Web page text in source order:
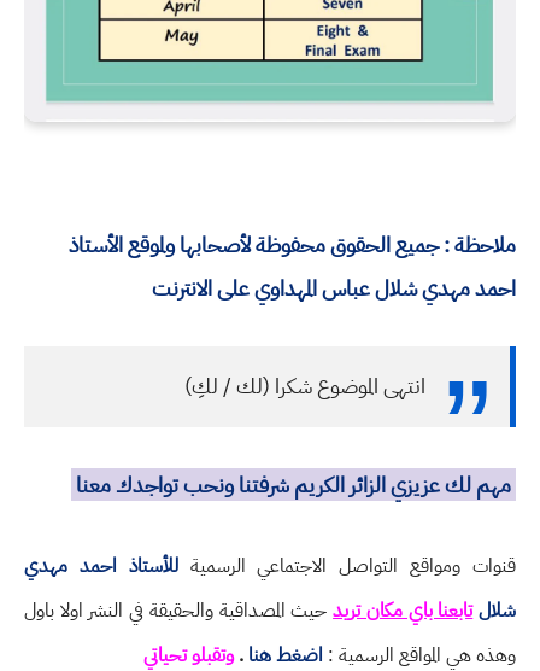
ملاحظة : جميع الحقوق محفوظة لأصحابها ولموقع الأستاذ
احمد مهدي شلال عباس المهداوي على الانترنت
انتهى الموضوع شكرا (لك / لكِ)
مهم لك عزيزي الزائر الكريم شرفتنا ونحب تواجدك معنا
قنوات ومواقع التواصل الاجتماعي الرسميةللأستاذ احمد مهدي
شلالتابعنا باي مكان تريدحيث المصداقية والحقيقة في النشر اولا باول
وهذه هي المواقع الرسمية : اضغط هنا .وتقبلو تحياتي